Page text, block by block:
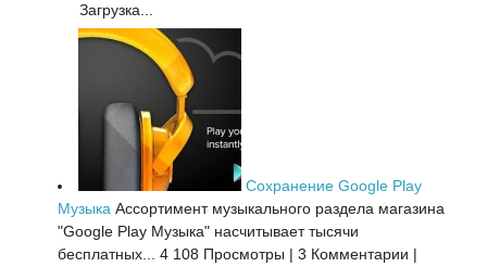
Загрузка...
Сохранение Google Play
Музыка Ассортимент музыкального раздела магазина
"Google Play Музыка" насчитывает тысячи
бесплатных...
4 108 Просмотры | 3 Комментарии |